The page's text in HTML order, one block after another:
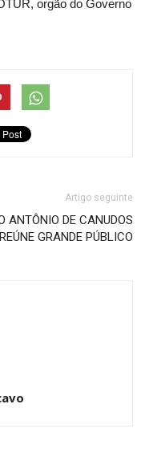
orgão do Governo
Artigo seguinte
ANTÔNIO DE CANUDOS
REÚNE GRANDE PÚBLICO